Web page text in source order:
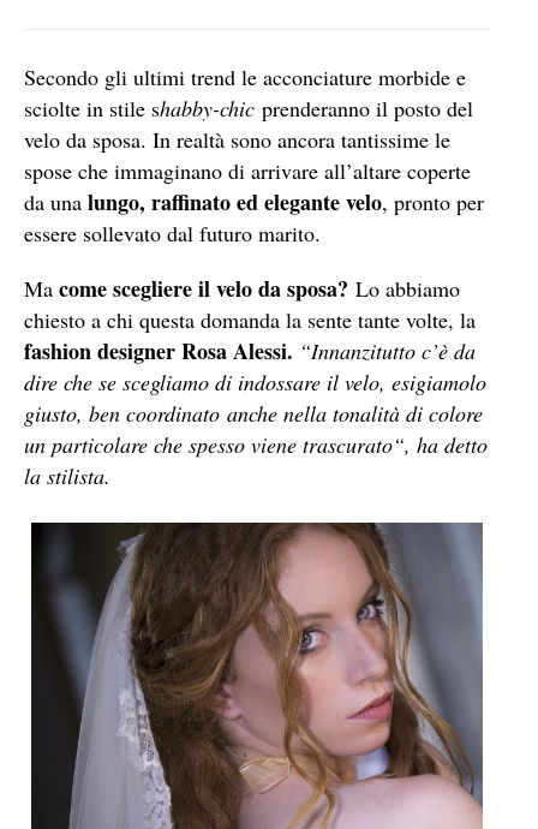
Secondo gli ultimi trend le acconciature morbide e
sciolte in stile shabby-chic prenderanno il posto del
velo da sposa. In realtà sono ancora tantissime le
spose che immaginano di arrivare all’altare coperte
da una lungo, raffinato ed elegante velo, pronto per
essere sollevato dal futuro marito.
Ma come scegliere il velo da sposa? Lo abbiamo
chiesto a chi questa domanda la sente tante volte, la
fashion designer Rosa Alessi. “Innanzitutto c’è da
dire che se scegliamo di indossare il velo, esigiamolo
giusto, ben coordinato anche nella tonalità di colore
un particolare che spesso viene trascurato“, ha detto
la stilista.